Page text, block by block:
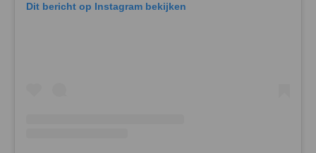
Dit bericht op Instagram bekijken